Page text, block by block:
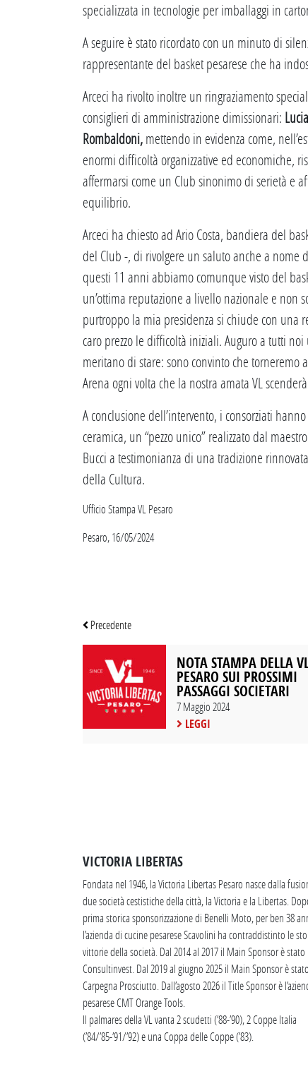
specializzata in tecnologie per imballaggi in
A seguire è stato ricordato con un minuto di
rappresentante del basket pesarese che ha
Arceci ha rivolto inoltre un ringraziamento
consiglieri di amministrazione dimissionari:
Rombaldoni,mettendo in evidenza come,
enormi difficoltà organizzative ed economiche,
affermarsi come un Club sinonimo di serietà e
equilibrio.
Arceci ha chiesto ad Ario Costa, bandiera del
del Club -, di rivolgere un saluto anche a nome
questi 11 anni abbiamo comunque visto del
un’ottima reputazione a livello nazionale e non
purtroppo la mia presidenza si chiude con una
caro prezzo le difficoltà iniziali. Auguro a tutti
meritano di stare: sono convinto che
Arena ogni volta che la nostra amata VL
A conclusione dell’intervento, i consorziati
ceramica, un “pezzo unico” realizzato dal
Bucci a testimonianza di una tradizione
della Cultura.
Ufficio Stampa VL Pesaro
Pesaro, 16/05/2024
Precedente
NOTA STAMPA DELLA
PESARO SUI PROSSIMI
PASSAGGI SOCIETARI
7 Maggio 2024
LEGGI
VICTORIA LIBERTAS
Fondata nel 1946, la Victoria Libertas Pesaro nasce dalla
due società cestistiche della città, la Victoria e la Libertas.
prima storica sponsorizzazione di Benelli Moto, per ben 38
l’azienda di cucine pesarese Scavolini ha contraddistinto le
vittorie della società. Dal 2014 al 2017 il Main Sponsor è stato
Consultinvest. Dal 2019 al giugno 2025 il Main Sponsor è stato
Carpegna Prosciutto. Dall’agosto 2026 il Title Sponsor è
pesarese CMT Orange Tools.
Il palmares della VL vanta 2 scudetti (’88-’90), 2 Coppe Italia
(’84/’85-’91/’92) e una Coppa delle Coppe (’83).